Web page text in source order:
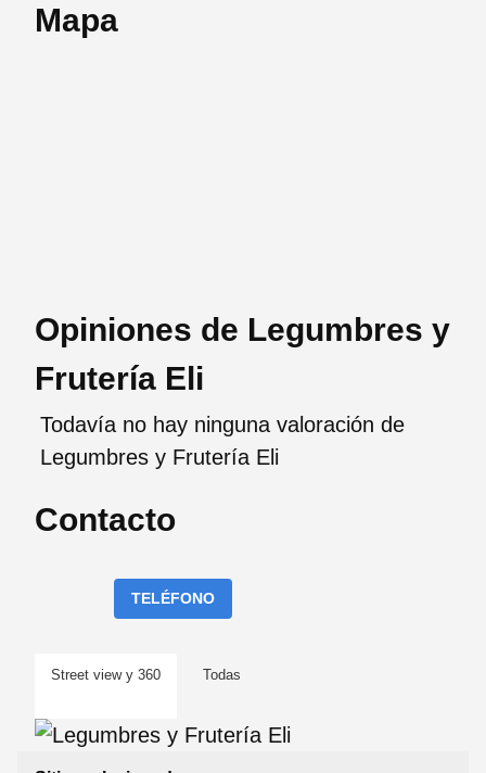
Mapa
Opiniones de Legumbres y
Frutería Eli
Todavía no hay ninguna valoración de
Legumbres y Frutería Eli
Contacto
TELÉFONO
Street view y 360 Todas